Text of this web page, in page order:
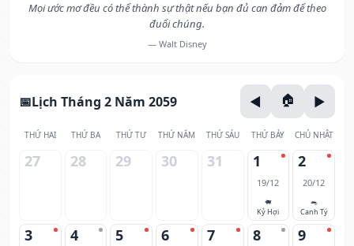
Mọi ước mơ đều có thể thành sự thật nếu bạn đủ can đảm để theo
đuổi chúng.
— Walt Disney
Lịch Tháng 2 Năm 2059
THỨ HAI THỨ BA THỨ TƯ THỨ NĂM THỨ SÁU THỨ BẢY CHỦ NHẬT
27 28 29 30 31 1
19/12
🐖
Kỷ Hợi
2
20/12
🐀
Canh Tý
3 4 5 6 7 8 9